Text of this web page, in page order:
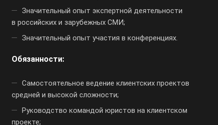
Значительный опыт экспертной деятельности
в российских и зарубежных СМИ;
Значительный опыт участия в конференциях.
Обязанности:
Самостоятельное ведение клиентских проектов
средней и высокой сложности;
Руководство командой юристов на клиентском
проекте;